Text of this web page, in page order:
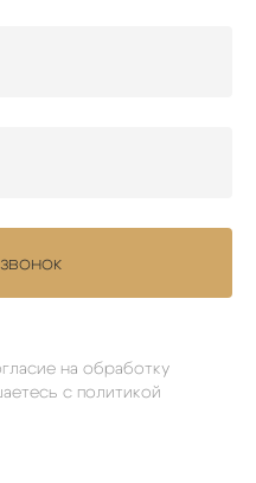
на обработку
c политикой